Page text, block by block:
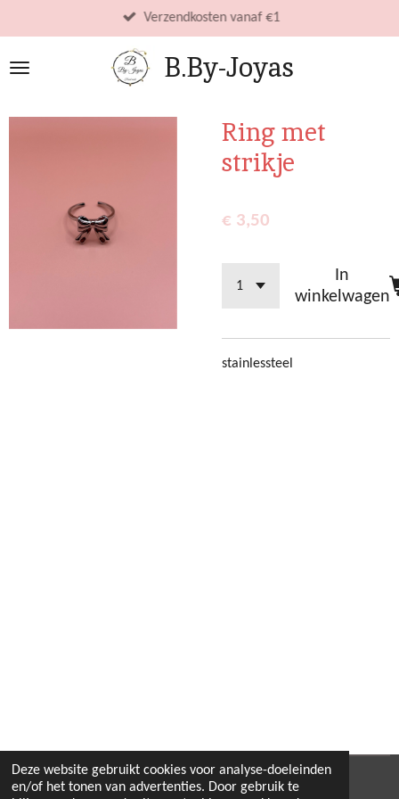
Deze website gebruikt cookies voor analyse-doeleinden
en/of het tonen van advertenties. Door gebruik te
direct
naar
B.By-Joyas
Verzendkosten vanaf €1
Ring met
strikje
€ 3,50
In
winkelwagen
stainlessteel
© 2022 - 2026 B.By-Joyas